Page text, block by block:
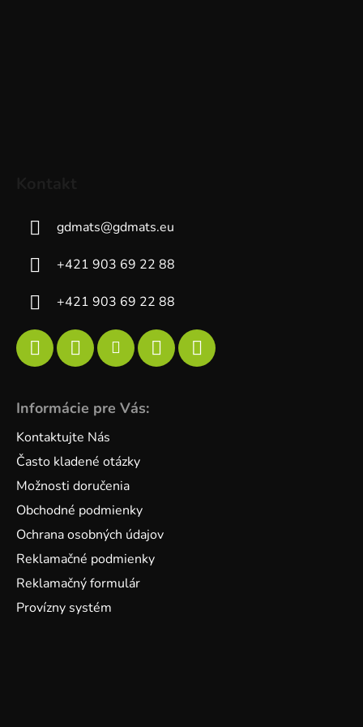
gdmats@gdmats.eu
+421 903 69 22 88
+421 903 69 22 88
Informácie pre Vás:
Kontaktujte Nás
Často kladené otázky
Možnosti doručenia
Obchodné podmienky
Ochrana osobných údajov
Reklamačné podmienky
Reklamačný formulár
Provízny systém